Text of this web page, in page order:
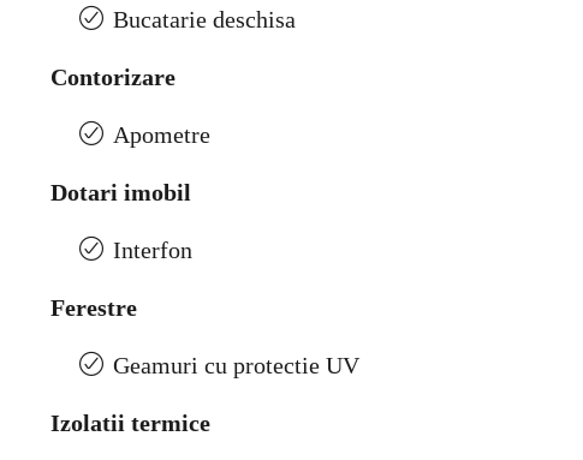
Bucatarie deschisa
Contorizare
Apometre
Dotari imobil
Interfon
Ferestre
Geamuri cu protectie UV
Izolatii termice